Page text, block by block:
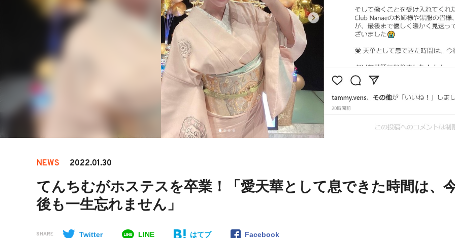
NEWS 2022.01.30
てんちむがホステスを卒業！「愛天華として息できた時間は、
後も一生忘れません」
SHARE Twitter LINE はてブ Facebook